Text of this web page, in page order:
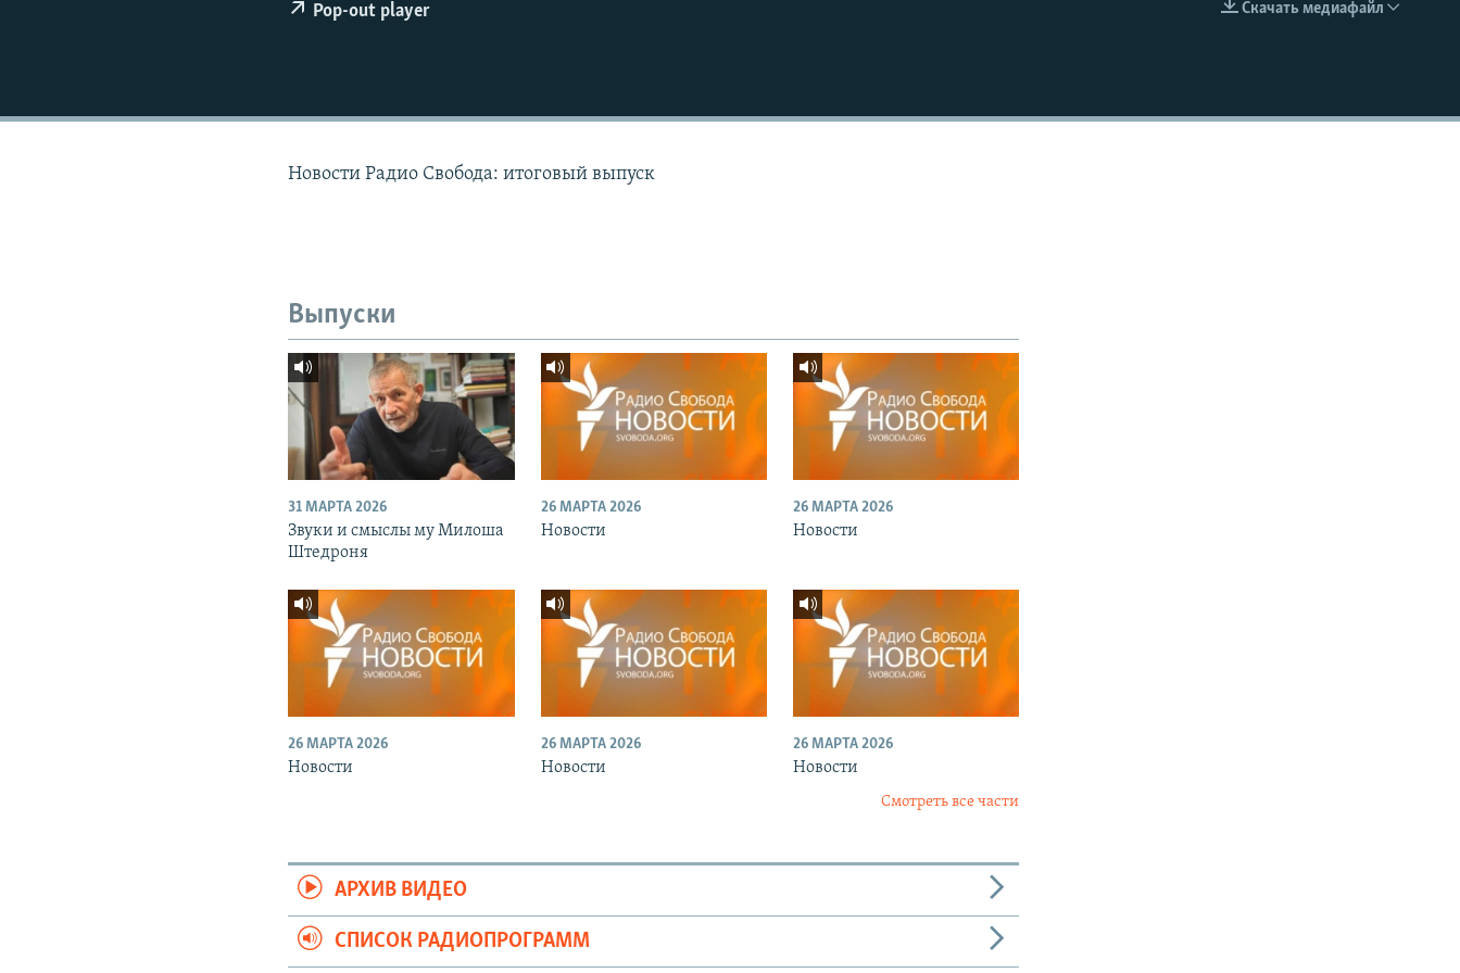
EMBED
Скачать медиафайл
Pop-out player
Новости Радио Свобода: итоговый выпуск
Выпуски
31 МАРТА 2026
Звуки и смыслы му Милоша
Штедроня
26 МАРТА 2026
Новости
26 МАРТА 2026
Новости
26 МАРТА 2026
Новости
26 МАРТА 2026
Новости
26 МАРТА 2026
Новости
Смотреть все части
АРХИВ ВИДЕО
СПИСОК РАДИОПРОГРАММ